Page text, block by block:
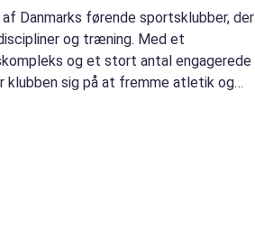
Danmarks førende sportsklubber, der
og træning. Med et
og et stort antal engagerede
sig på at fremme atletik og